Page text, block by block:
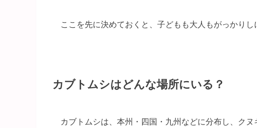
ここを先に決めておくと、子どもも大人もがっかりし
カブトムシはどんな場所にいる？
カブトムシは、本州・四国・九州などに分布し、ク